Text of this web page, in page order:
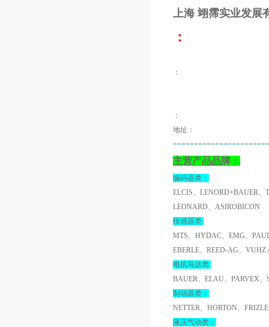
上海 翊霈实业发展
：
：
：
地址：
主营产品品牌：
编码器类：
ELCIS、LENORD+BAUER
LEONARD、ASIROBICON
传感器类:
MTS、HYDAC、EMG、
EBERLE、REED-AG、
电机马达类:
BAUER、ELAU、PARVEX
制动器类：
NETTER、HORTON、
液压气动类：